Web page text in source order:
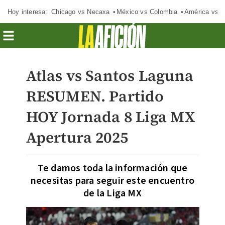
Hoy interesa: Chicago vs Necaxa México vs Colombia América vs
Atlas vs Santos Laguna
RESUMEN. Partido
HOY Jornada 8 Liga MX
Apertura 2025
Te damos toda la información que
necesitas para seguir este encuentro
de la Liga MX